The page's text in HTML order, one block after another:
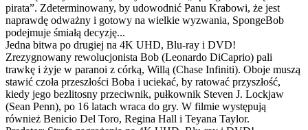
pirata”. Zdeterminowany, by udowodnić Panu Krabowi, że jest
naprawdę odważny i gotowy na wielkie wyzwania, SpongeBob
podejmuje śmiałą decyzję...
Jedna bitwa po drugiej na 4K UHD, Blu-ray i DVD!
Zrezygnowany rewolucjonista Bob (Leonardo DiCaprio) pali
trawkę i żyje w paranoi z córką, Willą (Chase Infiniti). Oboje muszą
stawić czoła przeszłości Boba i uciekać, by ratować przyszłość,
kiedy jego bezlitosny przeciwnik, pułkownik Steven J. Lockjaw
(Sean Penn), po 16 latach wraca do gry. W filmie występują
również Benicio Del Toro, Regina Hall i Teyana Taylor.